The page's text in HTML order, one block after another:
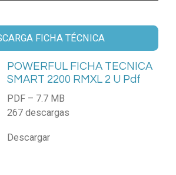
FICHA TÉCNICA
POWERFUL FICHA TECNICA
SMART 2200 RMXL 2 U Pdf
PDF – 7.7 MB
267 descargas
Descargar